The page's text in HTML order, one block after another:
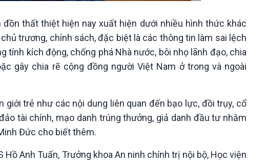
thất thiệt hiện nay xuất hiện dưới nhiều hình thức khác
trương, chính sách, đặc biệt là các thông tin làm sai lệch
kích động, chống phá Nhà nước, bôi nhọ lãnh đạo, chia
gây chia rẽ cộng đồng người Việt Nam ở trong và ngoài
trẻ như các nội dung liên quan đến bạo lực, đồi trụy, cổ
tài chính, mạo danh trúng thưởng, giả danh đầu tư nhằm
Đức cho biết thêm.
Anh Tuấn, Trưởng khoa An ninh chính trị nội bộ, Học viện